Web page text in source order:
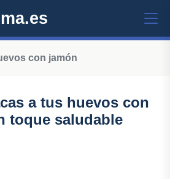
con jamón
a tus huevos con
toque saludable